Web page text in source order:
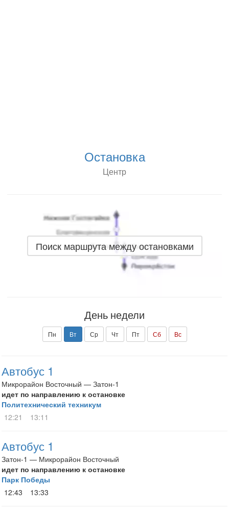
Остановка
Центр
Поиск маршрута между остановками
День недели
Пн Вт Ср Чт Пт Сб Вс
Автобус 1
Микрорайон Восточный — Затон-1
идет по направлению к остановке
Политехнический техникум
12:21
13:11
Автобус 1
Затон-1 — Микрорайон Восточный
идет по направлению к остановке
Парк Победы
12:43
13:33